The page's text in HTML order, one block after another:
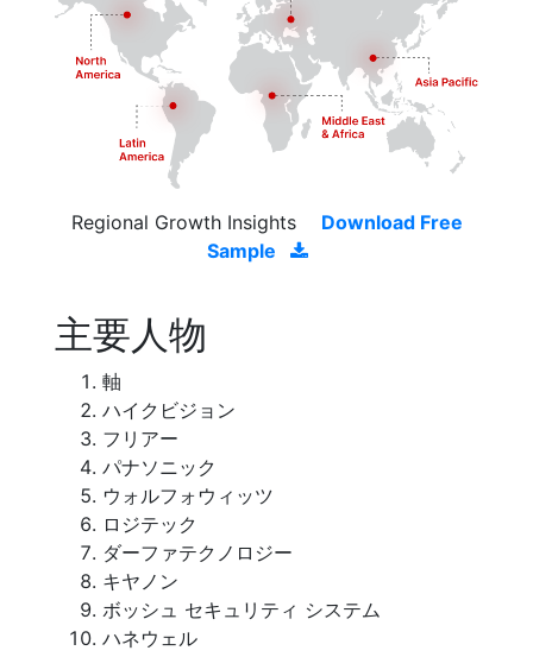
Regional Growth Insights
Download Free
Sample
主要人物
軸
ハイクビジョン
フリアー
パナソニック
ウォルフォウィッツ
ロジテック
ダーファテクノロジー
キヤノン
ボッシュ セキュリティ システム
ハネウェル